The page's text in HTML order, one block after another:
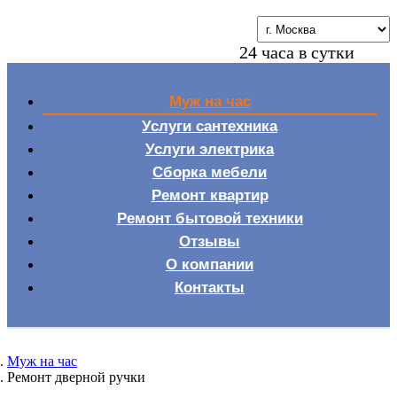
24 часа в сутки
Муж на час
Услуги сантехника
Услуги электрика
Сборка мебели
Ремонт квартир
Ремонт бытовой техники
Отзывы
О компании
Контакты
Муж на час
Ремонт дверной ручки